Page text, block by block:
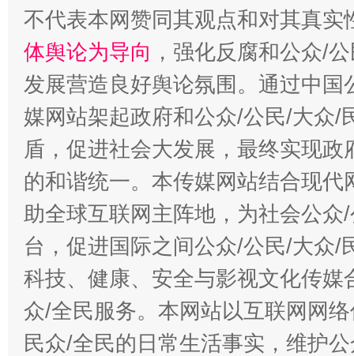
不代表本网赞同其观点和对其真实
体舆论为导向 ，强化反腐和公众/
发展营造良好舆论氛围。通过中
媒网站架起政府和公众/公民/大众/
盾，促进社会大发展，最终实现
的和谐统一。本传媒网站结合现
助全球互联网主阵地，为社会公
台，促进国际之间公众/公民/大众/
科技、健康、安全与影视文化传
众/全民服务。本网站以互联网网
民众/全民的日常生活事实，维护